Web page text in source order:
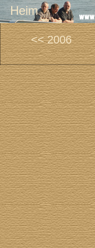
Heim
<< 2006